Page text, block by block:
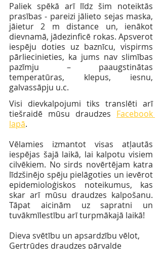
Paliek spēkā arī līdz šim noteiktās
prasības - pareizi jālieto sejas maska,
jāietur 2 m distance un, ienākot
dievnamā, jādezinficē rokas. Apsverot
iespēju doties uz baznīcu, vispirms
pārliecinieties, ka jums nav slimības
pazīmju – paaugstinātas
temperatūras, klepus, iesnu,
galvassāpju u.c.
Visi dievkalpojumi tiks translēti arī
tiešraidē mūsu draudzes Facebook
lapā.
Vēlamies izmantot visas atļautās
iespējas šajā laikā, lai kalpotu visiem
cilvēkiem. No sirds novērtējam katra
līdzšinējo spēju pielāgoties un ievērot
epidemioloģiskos noteikumus, kas
skar arī mūsu draudzes kalpošanu.
Tāpat aicinām uz sapratni un
tuvākmīlestību arī turpmākajā laikā!
Dieva svētību un apsardzību vēlot,
Ģertrūdes draudzes pārvalde